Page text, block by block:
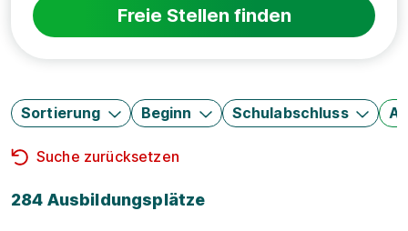
Freie Stellen finden
Sortierung Beginn Schulabschluss
Suche zurücksetzen
284 Ausbildungsplätze